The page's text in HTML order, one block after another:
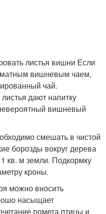
листья вишни Если
вишневым чаем,
чай.
дают напитку
вишневый
смешать в чистой
борозды вокруг дерева
1 кв. м земли. Подкормку
кроны.
можно вносить
насыщает
помета птицы и